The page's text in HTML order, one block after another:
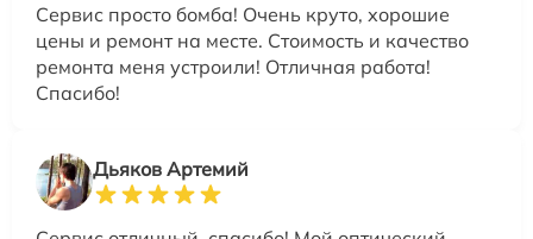
Сервис просто бомба! Очень круто, хорошие
цены и ремонт на месте. Стоимость и качество
ремонта меня устроили! Отличная работа!
Спасибо!
Дьяков Артемий